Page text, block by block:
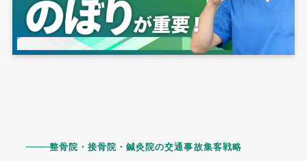
整骨院・接骨院・鍼灸院の交通事故集客戦略